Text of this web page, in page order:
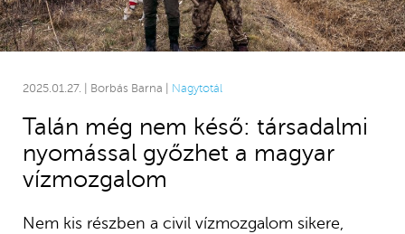
2025.01.27. | Borbás Barna | Nagytotál
Talán még nem késő: társadalmi
nyomással győzhet a magyar
vízmozgalom
Nem kis részben a civil vízmozgalom sikere,